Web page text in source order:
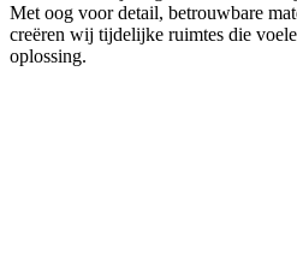
Met oog voor detail, betrouwbare
creëren wij tijdelijke ruimtes die
oplossing.